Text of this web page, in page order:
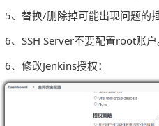
5、替换/删除掉可能出现问题的插
6、SSH Server不要配置root账户
6、修改Jenkins授权：